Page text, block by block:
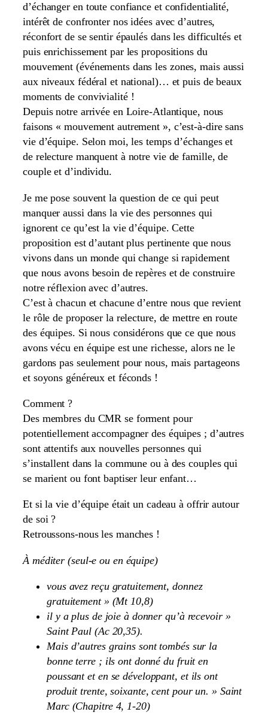
d’échanger en toute confiance et confidentialité,
intérêt de confronter nos idées avec d’autres,
réconfort de se sentir épaulés dans les difficultés et
puis enrichissement par les propositions du
mouvement (événements dans les zones, mais aussi
aux niveaux fédéral et national)… et puis de beaux
moments de convivialité !
Depuis notre arrivée en Loire-Atlantique, nous
faisons « mouvement autrement », c’est-à-dire sans
vie d’équipe. Selon moi, les temps d’échanges et
de relecture manquent à notre vie de famille, de
couple et d’individu.
Je me pose souvent la question de ce qui peut
manquer aussi dans la vie des personnes qui
ignorent ce qu’est la vie d’équipe. Cette
proposition est d’autant plus pertinente que nous
vivons dans un monde qui change si rapidement
que nous avons besoin de repères et de construire
notre réflexion avec d’autres.
C’est à chacun et chacune d’entre nous que revient
le rôle de proposer la relecture, de mettre en route
des équipes. Si nous considérons que ce que nous
avons vécu en équipe est une richesse, alors ne le
gardons pas seulement pour nous, mais partageons
et soyons généreux et féconds !
Comment ?
Des membres du CMR se forment pour
potentiellement accompagner des équipes ; d’autres
sont attentifs aux nouvelles personnes qui
s’installent dans la commune ou à des couples qui
se marient ou font baptiser leur enfant…
Et si la vie d’équipe était un cadeau à offrir autour
de soi ?
Retroussons-nous les manches !
À méditer (seul-e ou en équipe)
vous avez reçu gratuitement, donnez
gratuitement » (Mt 10,8)
il y a plus de joie à donner qu’à recevoir »
Saint Paul (Ac 20,35).
Mais d’autres grains sont tombés sur la
bonne terre ; ils ont donné du fruit en
poussant et en se développant, et ils ont
produit trente, soixante, cent pour un. » Saint
Marc (Chapitre 4, 1-20)